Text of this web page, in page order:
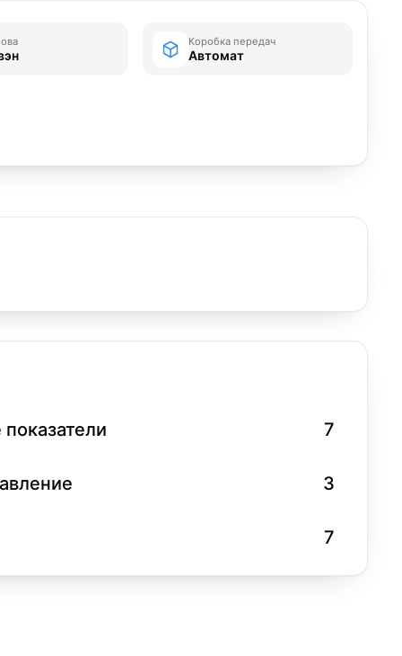
Коробка передач
Автомат
7
3
7